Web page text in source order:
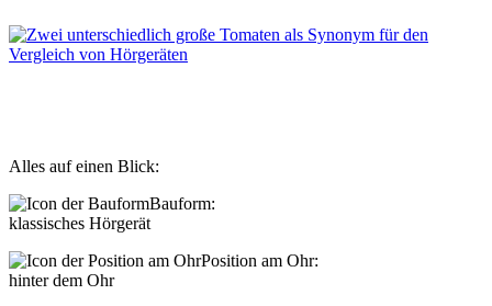
Alles auf einen Blick:
Bauform:
klassisches Hörgerät
Position am Ohr:
hinter dem Ohr